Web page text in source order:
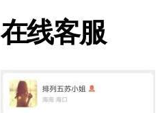
在线客服